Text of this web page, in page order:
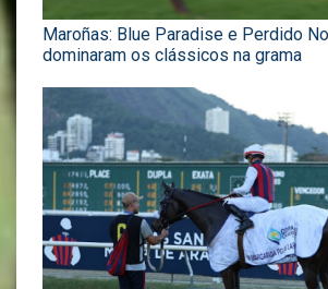
Maroñas: Blue Paradise e Perdido
dominaram os clássicos na grama